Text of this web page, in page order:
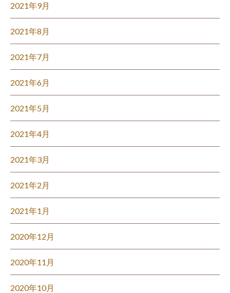
2021年9月
2021年8月
2021年7月
2021年6月
2021年5月
2021年4月
2021年3月
2021年2月
2021年1月
2020年12月
2020年11月
2020年10月